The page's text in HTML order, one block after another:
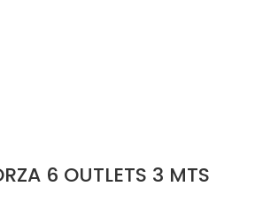
6 OUTLETS 3 MTS